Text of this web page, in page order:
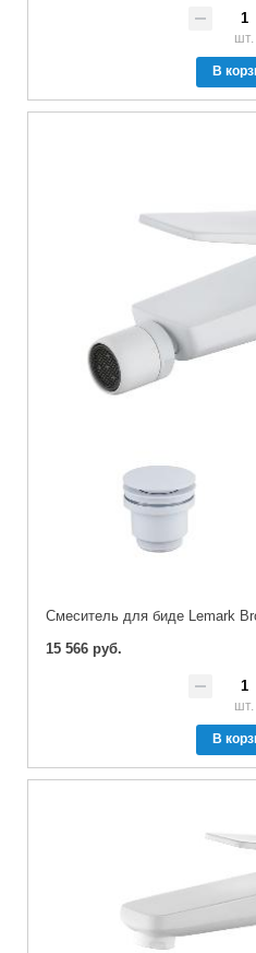
шт.
В
Cмеситель для биде Lemark
15 566 руб.
шт.
В